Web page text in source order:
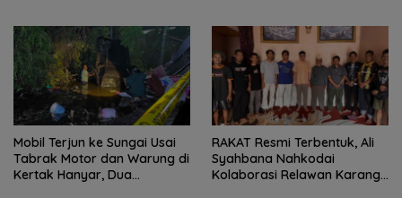
Mobil Terjun ke Sungai Usai
Tabrak Motor dan Warung di
Kertak Hanyar, Dua
RAKAT Resmi Terbentuk, Ali
Syahbana Nahkodai
Kolaborasi Relawan Karang